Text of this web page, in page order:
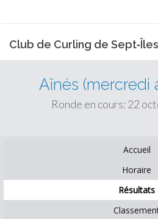
Club de Curling de Sept‑Îles
Aînés (mercredi
Ronde en cours: 22
Accueil
Horaire
Résultats